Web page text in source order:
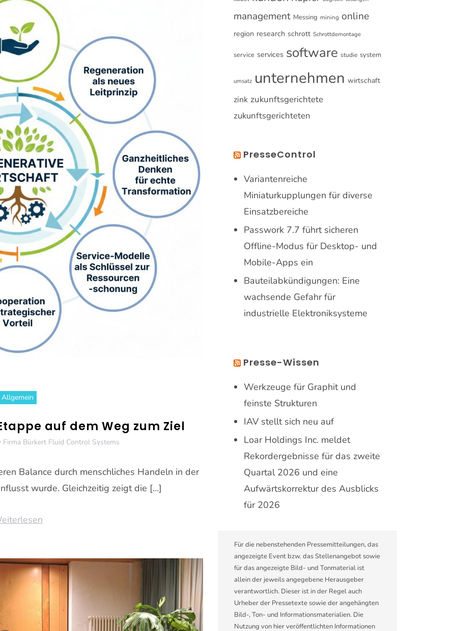
Allgemein
auf dem Weg zum Ziel
Firma Bürkert Fluid Control Systems
Balance durch menschliches Handeln in der
wurde. Gleichzeitig zeigt die […]
management Messing mining online
region research schrott Schrottdemontage
service services software studie system
umsatz unternehmen wirtschaft
zink zukunftsgerichtete
zukunftsgerichteten
PresseControl
Variantenreiche
Miniaturkupplungen für diverse
Einsatzbereiche
Passwork 7.7 führt sicheren
Offline-Modus für Desktop- und
Mobile-Apps ein
Bauteilabkündigungen: Eine
wachsende Gefahr für
industrielle Elektroniksysteme
Presse-Wissen
Werkzeuge für Graphit und
feinste Strukturen
IAV stellt sich neu auf
Loar Holdings Inc. meldet
Rekordergebnisse für das zweite
Quartal 2026 und eine
Aufwärtskorrektur des Ausblicks
für 2026
Für die nebenstehenden Pressemitteilungen, das
angezeigte Event bzw. das Stellenangebot sowie
für das angezeigte Bild- und Tonmaterial ist
allein der jeweils angegebene Herausgeber
verantwortlich. Dieser ist in der Regel auch
Urheber der Pressetexte sowie der angehängten
Bild-, Ton- und Informationsmaterialien. Die
Nutzung von hier veröffentlichten Informationen